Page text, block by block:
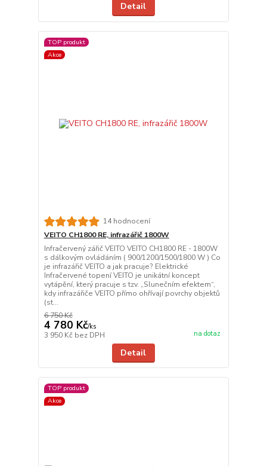
Detail
TOP produkt
Akce
14 hodnocení
VEITO CH1800 RE, infrazářič 1800W
Infračervený zářič VEITO VEITO CH1800 RE - 1800W
s dálkovým ovládáním ( 900/1200/1500/1800 W ) Co
je infrazářič VEITO a jak pracuje? Elektrické
Infračervené topení VEITO je unikátní koncept
vytápění, který pracuje s tzv. „Slunečním efektem“,
kdy infrazářiče VEITO přímo ohřívají povrchy objektů
(st...
6 750 Kč
4 780 Kč/ks
3 950 Kč bez DPH na dotaz
Detail
TOP produkt
Akce